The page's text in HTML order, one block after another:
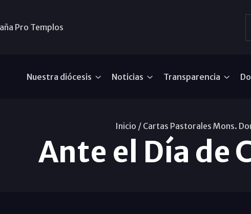
Pro Templos
Nuestra diócesis Noticias Transparencia
Inicio / Cartas Pastorales Mons.
Ante el Día de